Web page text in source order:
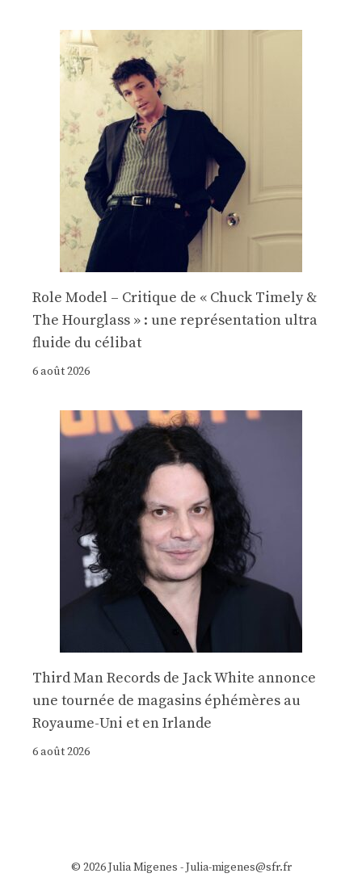
Role Model – Critique de « Chuck Timely &
The Hourglass » : une représentation ultra
fluide du célibat
6 août 2026
Third Man Records de Jack White annonce
une tournée de magasins éphémères au
Royaume-Uni et en Irlande
6 août 2026
© 2026 Julia Migenes - Julia-migenes@sfr.fr